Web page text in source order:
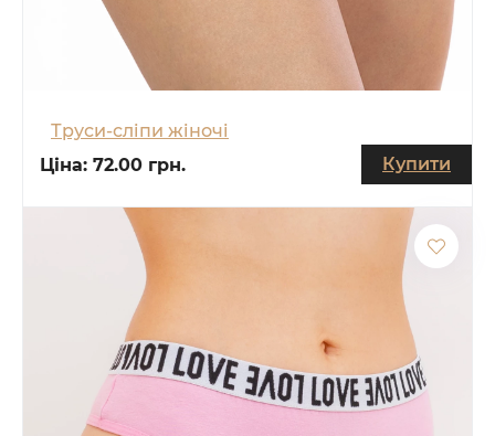
Труси-сліпи жіночі
Ціна: 72.00 грн. Купити